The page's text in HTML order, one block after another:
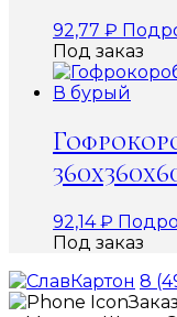
92,77 ₽
Под заказ
92,14₽
Под заказ
8